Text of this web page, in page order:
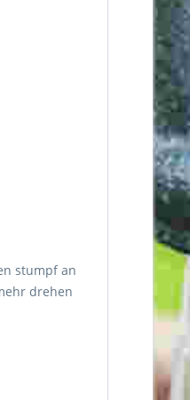
stumpf an
drehen